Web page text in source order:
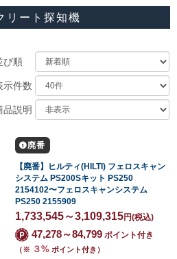
リート探知機
び順
示件数
品説明
廃番
【廃番】ヒルティ(HILTI) フェロスキャン
システム PS200Sキット PS250
2154102〜フェロスキャンシステム
PS250 2155909
1,733,545～3,109,315円(税込)
47,278～84,799 ポイント付き
（※ ３% ポイント付き）